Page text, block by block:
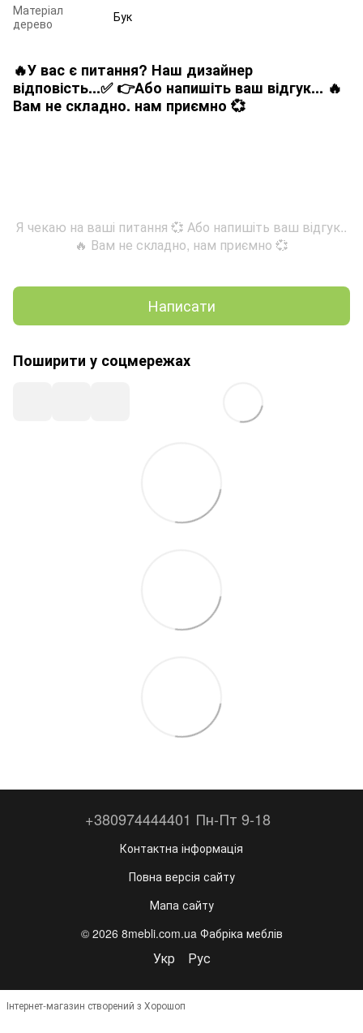
Матеріал
дерево
Бук
🔥У вас є питання? Наш дизайнер
відповість...✅ 👉Або напишіть ваш відгук... 🔥
Вам не складно. нам приємно 💞
Я чекаю на ваші питання 💞 Або напишіть ваш відгук..
🔥 Вам не складно, нам приємно 💞
Написати
Поширити у соцмережах
+380974444401 Пн-Пт 9-18
Контактна інформація
Повна версія сайту
Мапа сайту
© 2026 8mebli.com.ua Фабріка меблів
Укр Рус
Інтернет-магазин створений з Хорошоп